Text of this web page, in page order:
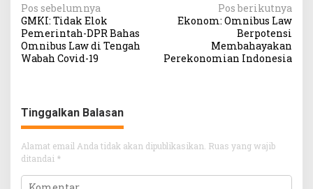
Navigasi
pos
Pos sebelumnya
GMKI: Tidak Elok
Pemerintah-DPR Bahas
Omnibus Law di Tengah
Wabah Covid-19
Pos berikutnya
Ekonom: Omnibus Law
Berpotensi
Membahayakan
Perekonomian Indonesia
Tinggalkan Balasan
Alamat email Anda tidak akan dipublikasikan. Ruas yang wajib
ditandai *